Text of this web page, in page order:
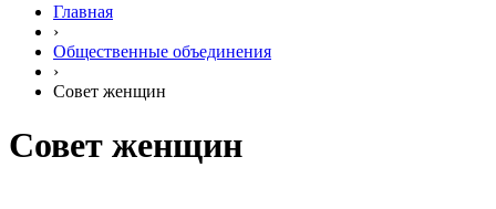
Главная
›
Общественные объединения
›
Совет женщин
Совет женщин